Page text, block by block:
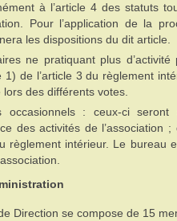
à l’article 4 des statuts
Pour l’application de la
les dispositions du dit article.
ne pratiquant plus
1) de l’article 3 du règlement
des différents votes.
occasionnels : ceux-ci
des activités de l’association
règlement intérieur. Le bureau
Direction se compose de 15